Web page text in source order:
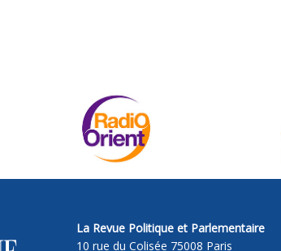
La Revue Politique et Parlementaire
10 rue du Colisée 75008 Paris